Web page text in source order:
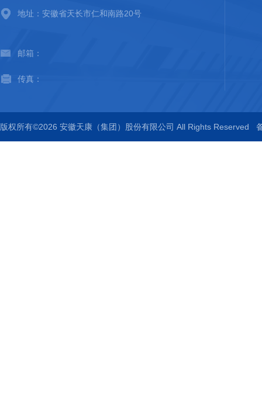
地址：安徽省天长市仁和南路20号
邮箱：
传真：
版权所有©2026 安徽天康（集团）股份有限公司 All Rights Reserved